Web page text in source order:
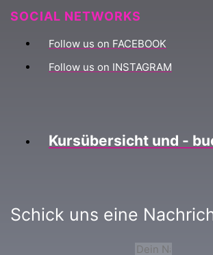
SOCIAL NETWORKS
Follow us on FACEBOOK
Follow us on INSTAGRAM
Kursübersicht und -
Schick uns eine